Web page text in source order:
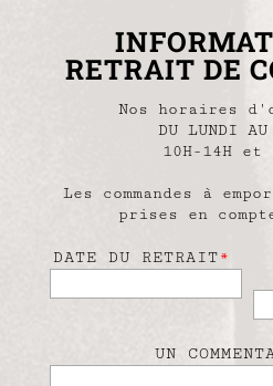
RETRAIT DE
Nos horaires
DU LUNDI AU
10H-14H et
Les commandes à
prises en
DATE DU RETRAIT*
UN